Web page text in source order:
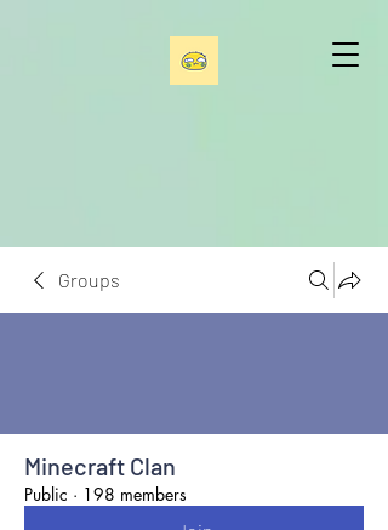
Groups
Minecraft Clan
Public · 198 members